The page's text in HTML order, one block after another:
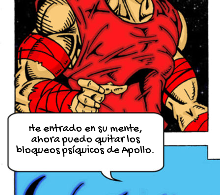
He entrado en su mente,
ahora puedo quitar los
bloqueos psíquicos de Apollo.